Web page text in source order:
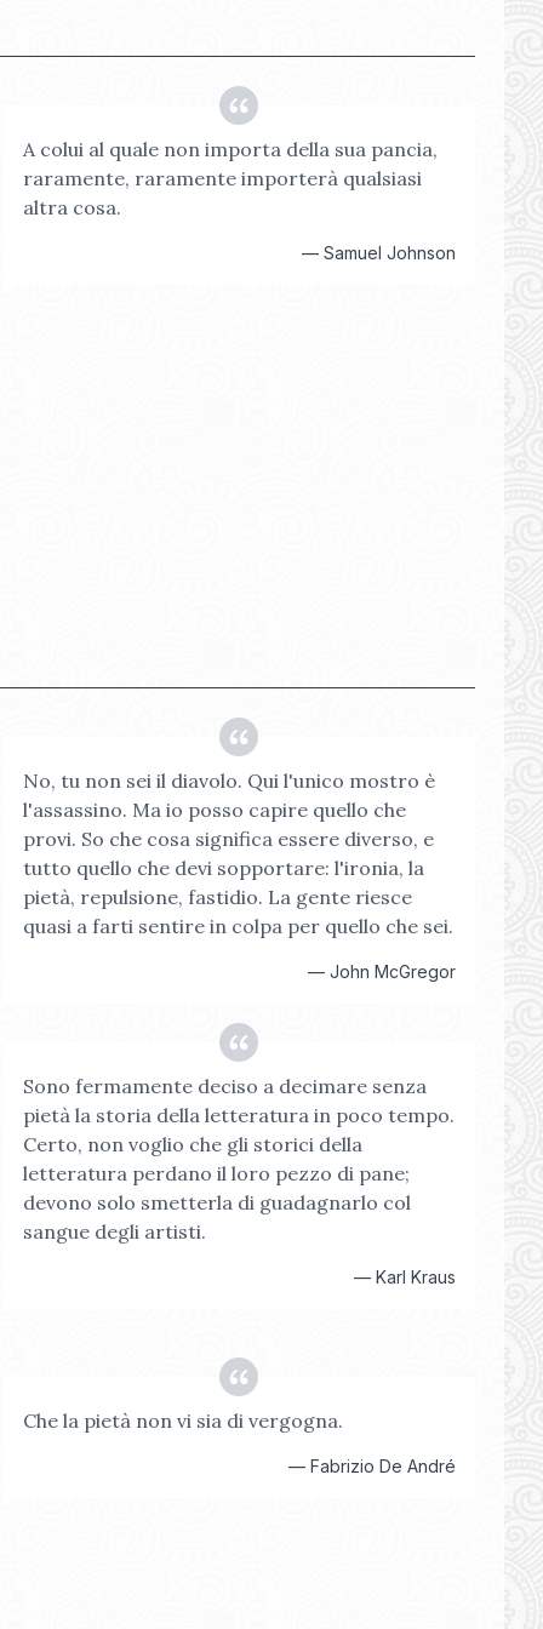
A colui al quale non importa della sua pancia,
raramente, raramente importerà qualsiasi
altra cosa.
— Samuel Johnson
No, tu non sei il diavolo. Qui l'unico mostro è
l'assassino. Ma io posso capire quello che
provi. So che cosa significa essere diverso, e
tutto quello che devi sopportare: l'ironia, la
pietà, repulsione, fastidio. La gente riesce
quasi a farti sentire in colpa per quello che sei.
— John McGregor
Sono fermamente deciso a decimare senza
pietà la storia della letteratura in poco tempo.
Certo, non voglio che gli storici della
letteratura perdano il loro pezzo di pane;
devono solo smetterla di guadagnarlo col
sangue degli artisti.
— Karl Kraus
Che la pietà non vi sia di vergogna.
— Fabrizio De André